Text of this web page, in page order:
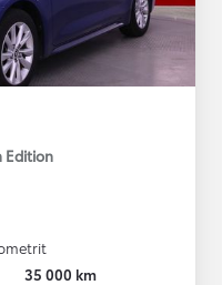
Edition
35 000 km